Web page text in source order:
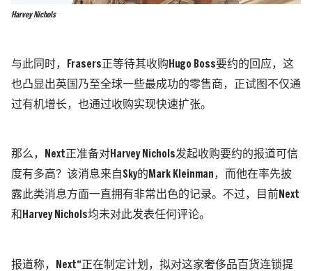
Harvey Nichols
与此同时， Frasers 正等待其收购 Hugo Boss要约的回应，这
也凸显出英国乃至全球一些最成功的零售商，正试图不仅通
过有机增长，也通过收购实现快速扩张。
那么， Next正准备对 Harvey Nichols发起收购要约的报道可信
度有多高？该消息来自 Sky的 Mark Kleinman ，而他在率先披
露此类消息方面一直拥有非常出色的记录。不过，目前 Next
和 Harvey Nichols均未对此发表任何评论。
报道称， Next“ 正在制定计划，拟对这家奢侈品百货连锁提